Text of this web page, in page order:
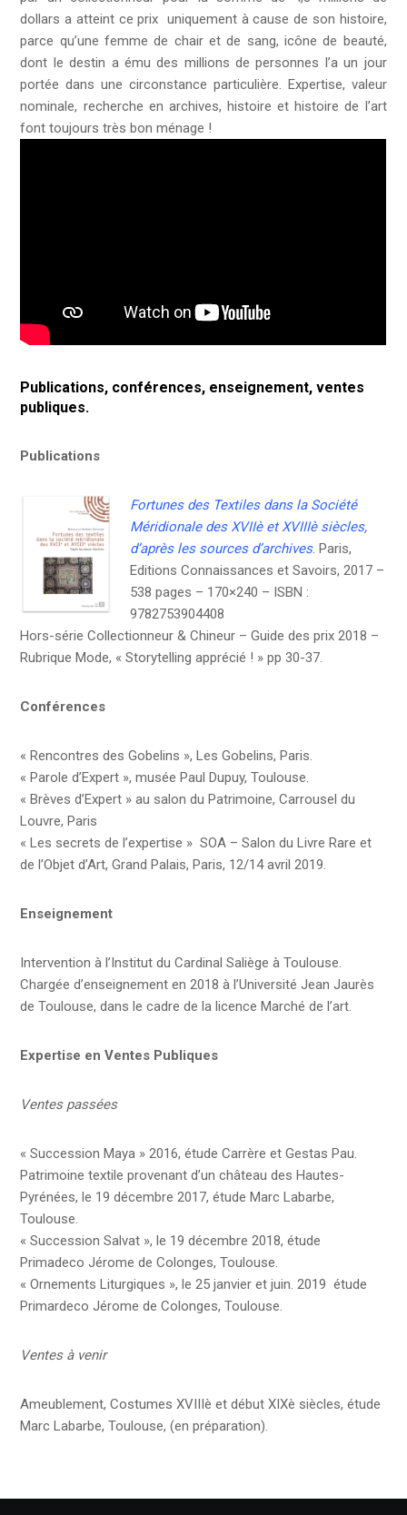
dollars a atteint ce prix uniquement à cause de son histoire,
parce qu’une femme de chair et de sang, icône de beauté,
dont le destin a ému des millions de personnes l’a un jour
portée dans une circonstance particulière. Expertise, valeur
nominale, recherche en archives, histoire et histoire de l’art
font toujours très bon ménage !
Publications, conférences, enseignement, ventes
publiques.
Publications
Fortunes des Textiles dans la Société
Méridionale des XVIIè et XVIIIè siècles,
d’après les sources d’archives. Paris,
Editions Connaissances et Savoirs, 2017 –
538 pages – 170×240 – ISBN :
9782753904408
Hors-série Collectionneur & Chineur – Guide des prix 2018 –
Rubrique Mode, « Storytelling apprécié ! » pp 30-37.
Conférences
« Rencontres des Gobelins », Les Gobelins, Paris.
« Parole d’Expert », musée Paul Dupuy, Toulouse.
« Brèves d’Expert » au salon du Patrimoine, Carrousel du
Louvre, Paris
« Les secrets de l’expertise » SOA – Salon du Livre Rare et
de l’Objet d’Art, Grand Palais, Paris, 12/14 avril 2019.
Enseignement
Intervention à l’Institut du Cardinal Saliège à Toulouse.
Chargée d’enseignement en 2018 à l’Université Jean Jaurès
de Toulouse, dans le cadre de la licence Marché de l’art.
Expertise en Ventes Publiques
Ventes passées
« Succession Maya » 2016, étude Carrère et Gestas Pau.
Patrimoine textile provenant d’un château des Hautes-
Pyrénées, le 19 décembre 2017, étude Marc Labarbe,
Toulouse.
« Succession Salvat », le 19 décembre 2018, étude
Primadeco Jérome de Colonges, Toulouse.
« Ornements Liturgiques », le 25 janvier et juin. 2019 étude
Primardeco Jérome de Colonges, Toulouse.
Ventes à venir
Ameublement, Costumes XVIIIè et début XIXè siècles, étude
Marc Labarbe, Toulouse, (en préparation).